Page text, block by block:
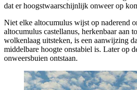
dat er hoogstwaarschijnlijk onweer op
Niet elke altocumulus wijst op naderend
altocumulus castellanus, herkenbaar aan
wolkenlaag uitsteken, is een aanwijzing
middelbare hoogte onstabiel is. Later op
onweersbuien ontstaan.